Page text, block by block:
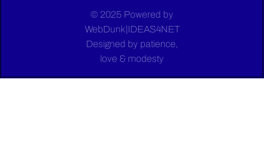
© 2025 Powered by
WebDunk|IDEAS4NET
Designed by patience,
love & modesty